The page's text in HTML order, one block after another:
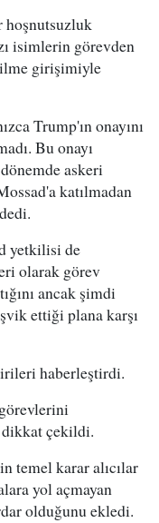
isimlerin görevden
girişimiyle
Trump'ın onayını
Bu onayı
askeri
katılmadan
yetkilisi de
olarak görev
ancak şimdi
ettiği plana karşı
haberleştirdi.
dikkat çekildi.
temel karar alıcılar
yol açmayan
olduğunu ekledi.